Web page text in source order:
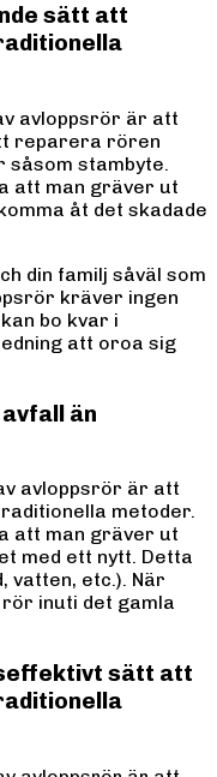
sätt att
avloppsrör är att
reparera rören
stambyte.
att man gräver ut
åt det skadade
din familj såväl som
kräver ingen
bo kvar i
att oroa sig
än
avloppsrör är att
metoder.
att man gräver ut
med ett nytt. Detta
vatten, etc.). När
inuti det gamla
sätt att